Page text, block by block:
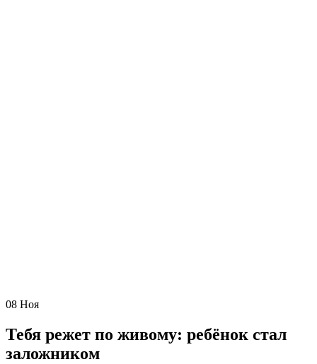
08 Ноя
Тебя режет по живому: ребёнок стал
заложником